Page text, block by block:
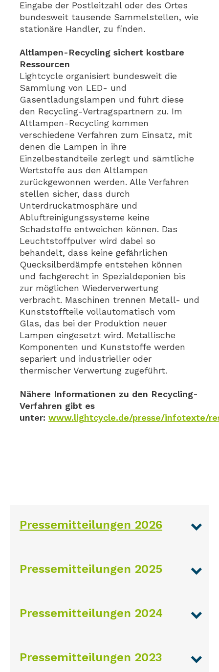
Eingabe der Postleitzahl oder des Ortes
bundesweit tausende Sammelstellen, wie
stationäre Handler, zu finden.
Altlampen-Recycling sichert kostbare
Ressourcen
Lightcycle organisiert bundesweit die
Sammlung von LED- und
Gasentladungslampen und führt diese
den Recycling-Vertragspartnern zu. Im
Altlampen-Recycling kommen
verschiedene Verfahren zum Einsatz, mit
denen die Lampen in ihre
Einzelbestandteile zerlegt und sämtliche
Wertstoffe aus den Altlampen
zurückgewonnen werden. Alle Verfahren
stellen sicher, dass durch
Unterdruckatmosphäre und
Abluftreinigungssysteme keine
Schadstoffe entweichen können. Das
Leuchtstoffpulver wird dabei so
behandelt, dass keine gefährlichen
Quecksilberdämpfe entstehen können
und fachgerecht in Spezialdeponien bis
zur möglichen Wiederverwertung
verbracht. Maschinen trennen Metall- und
Kunststoffteile vollautomatisch vom
Glas, das bei der Produktion neuer
Lampen eingesetzt wird. Metallische
Komponenten und Kunststoffe werden
separiert und industrieller oder
thermischer Verwertung zugeführt.
Nähere Informationen zu den Recycling-
Verfahren gibt es
unter: www.lightcycle.de/presse/infotexte/
Pressemitteilungen 2026
Pressemitteilungen 2025
Pressemitteilungen 2024
Pressemitteilungen 2023